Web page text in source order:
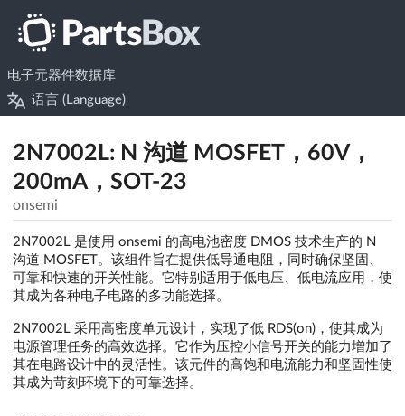
电子元器件数据库
语言 (Language)
2N7002L: N 沟道 MOSFET，60V，
200mA，SOT-23
onsemi
2N7002L 是使用 onsemi 的高电池密度 DMOS 技术生产的 N
沟道 MOSFET。该组件旨在提供低导通电阻，同时确保坚固、
可靠和快速的开关性能。它特别适用于低电压、低电流应用，使
其成为各种电子电路的多功能选择。
2N7002L 采用高密度单元设计，实现了低 RDS(on)，使其成为
电源管理任务的高效选择。它作为压控小信号开关的能力增加了
其在电路设计中的灵活性。该元件的高饱和电流能力和坚固性使
其成为苛刻环境下的可靠选择。